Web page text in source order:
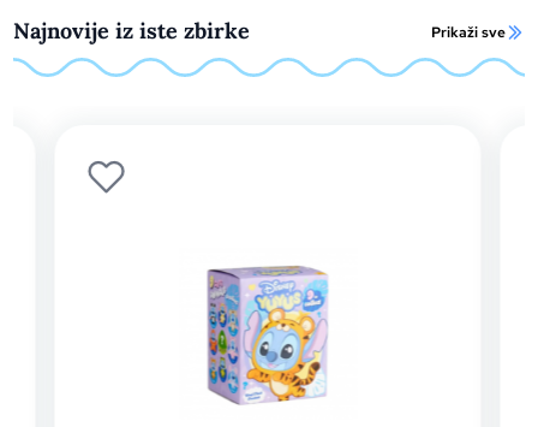
Najnovije iz iste zbirke Prikaži sve